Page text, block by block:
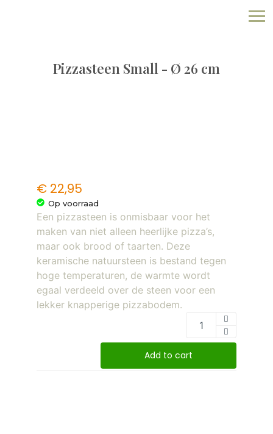
Pizzasteen Small - Ø 26 cm
€ 22,95
Op voorraad
Een pizzasteen is onmisbaar voor het
maken van niet alleen heerlijke pizza’s,
maar ook brood of taarten. Deze
keramische natuursteen is bestand tegen
hoge temperaturen, de warmte wordt
egaal verdeeld over de steen voor een
lekker knapperige pizzabodem.
Add to cart